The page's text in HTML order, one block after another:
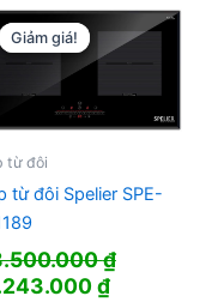
₫.
là:
Giảm giá!
Giảm giá!
từ đôi
từ đôi Spelier SPE-
₫
₫Giá